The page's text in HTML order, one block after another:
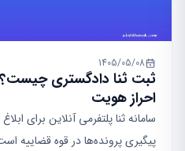
1405/05/08
ثبت ثنا دادگستری
احراز هویت
سامانه ثنا پلتفرمی آنلاین برای
پیگیری پرونده‌ها در قوه قضاییه